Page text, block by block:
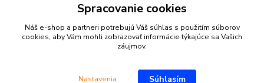
Kontakty
+421 903 691 375
Spracovanie cookies
Náš e-shop a partneri potrebujú Váš súhlas s použitím súborov
cookies, aby Vám mohli zobrazovať informácie týkajúce sa Vašich
záujmov.
Nastavenia Súhlasím